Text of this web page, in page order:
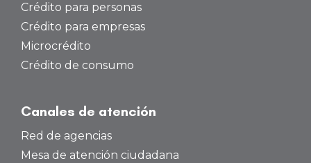
Crédito para personas
Crédito para empresas
Microcrédito
Crédito de consumo
Canales de atención
Red de agencias
Mesa de atención ciudadana